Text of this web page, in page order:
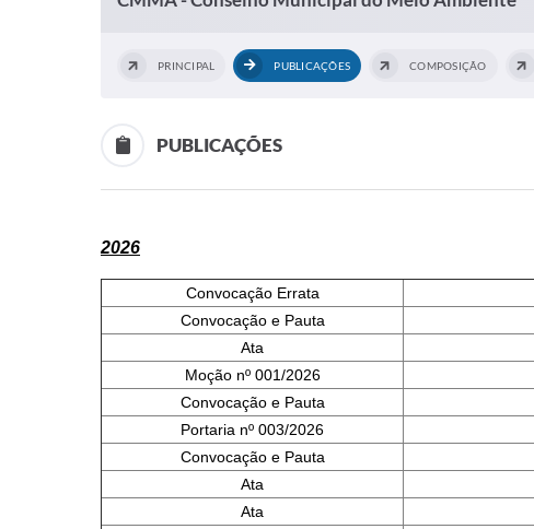
PRINCIPAL PUBLICAÇÕES COMPOSIÇÃO
PUBLICAÇÕES
2026
Convocação Errata
Convocação e Pauta
Ata
Moção nº 001/2026
Convocação e Pauta
Portaria nº 003/2026
Convocação e Pauta
Ata
Ata